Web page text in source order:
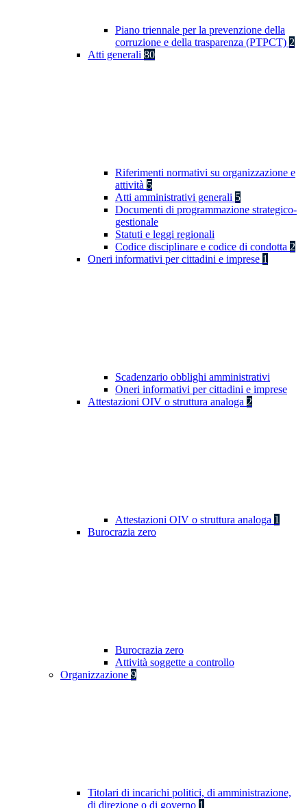
Piano triennale per la prevenzione della
corruzione e della trasparenza (PTPCT) 2
Atti generali 80
Riferimenti normativi su organizzazione e
attività 5
Atti amministrativi generali 5
Documenti di programmazione strategico-
gestionale
Statuti e leggi regionali
Codice disciplinare e codice di condotta 2
Oneri informativi per cittadini e imprese 1
Scadenzario obblighi amministrativi
Oneri informativi per cittadini e imprese
Attestazioni OIV o struttura analoga 2
Attestazioni OIV o struttura analoga 1
Burocrazia zero
Burocrazia zero
Attività soggette a controllo
Organizzazione 9
Titolari di incarichi politici, di amministrazione,
di direzione o di governo 1